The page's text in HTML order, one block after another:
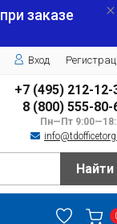
при заказе
Вход
+7 (495) 212-12-
8 (800) 555-80-
Пн—Пт
Найти